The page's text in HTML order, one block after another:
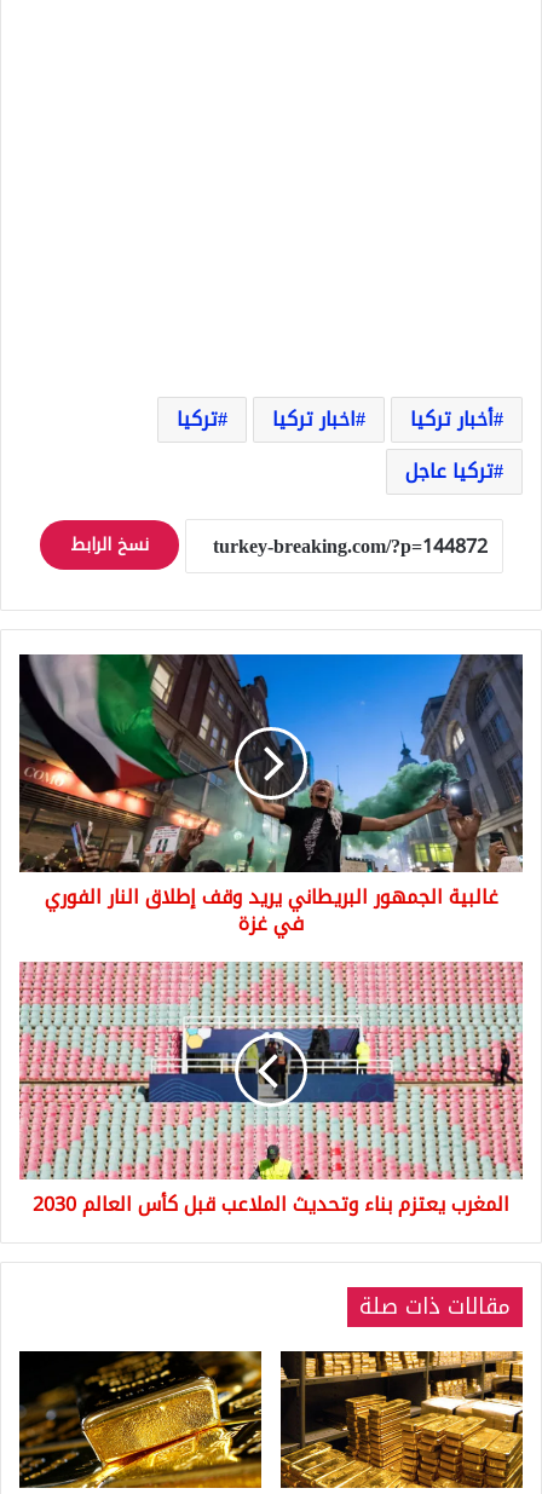
أخبار تركيا اخبار تركيا
تركيا
تركيا عاجل
نسخ الرابط
غالبية
الجمهور
البريطاني
يريد
وقف
إطلاق
النار
الفوري
في
غالبية الجمهور البريطاني يريد وقف إطلاق النار الفوري
في غزة
المغرب
يعتزم
بناء
وتحديث
الملاعب
قبل
كأس
العالم
2030
المغرب يعتزم بناء وتحديث الملاعب قبل كأس العالم 2030
مقالات ذات صلة